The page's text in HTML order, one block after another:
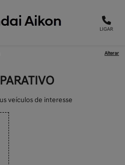
LIGAR
Alterar
veículos de interesse